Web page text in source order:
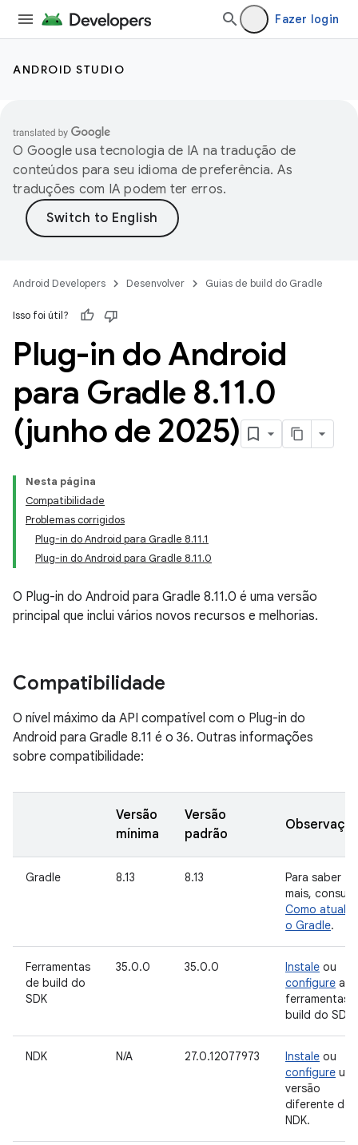
Fazer login
ANDROID STUDIO
O Google usa tecnologia de IA na tradução de
conteúdos para seu idioma de preferência. As
traduções com IA podem ter erros.
Android Developers Desenvolver Guias de build do Gradle
Isso foi útil?
Plug-in do Android
para Gradle 8.11.0
(junho de 2025)
Nesta página
Compatibilidade
Problemas corrigidos
Plug-in do Android para Gradle 8.11.1
Plug-in do Android para Gradle 8.11.0
O Plug-in do Android para Gradle 8.11.0 é uma versão
principal que inclui vários novos recursos e melhorias.
Compatibilidade
O nível máximo da API compatível com o Plug-in do
Android para Gradle 8.11 é o 36. Outras informações
sobre compatibilidade:
Versão
mínima
Versão
padrão
Gradle 8.13 8.13
Para saber
mais,
Como
o Gradle.
Ferramentas
de build do
SDK
35.0.0 35.0.0 Instale ou
configure as
ferramentas
build do SDK.
NDK N/A 27.0.12077973 Instale ou
configure
versão
diferente do
NDK.